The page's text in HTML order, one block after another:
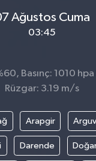
Ağustos Cuma
03:45
Basınç: 1010 hpa
Rüzgar: 3.19 m/s
Arapgir
Darende